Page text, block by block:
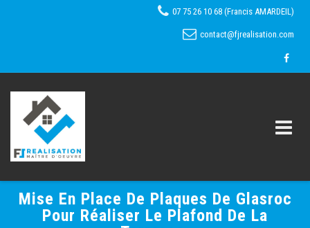
07 75 26 10 68 (Francis AMARDEIL)
contact@fjrealisation.com
Skip
Mise En Place De Plaques De Glasroc
Pour Réaliser Le Plafond De La